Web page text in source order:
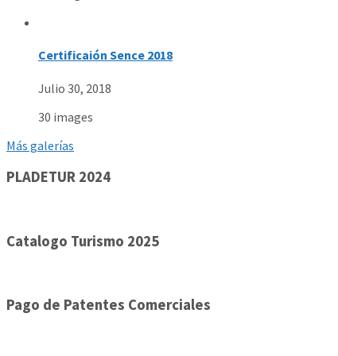
Certificaión Sence 2018
Julio 30, 2018
30 images
Más galerías
PLADETUR 2024
Catalogo Turismo 2025
Pago de Patentes Comerciales